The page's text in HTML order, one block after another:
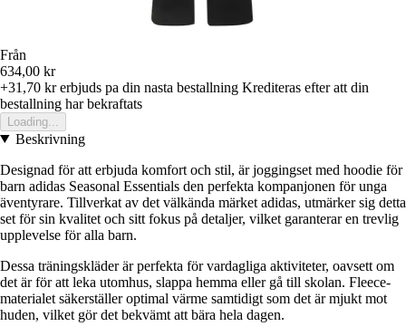
Från
634,00 kr
+31,70 krerbjuds pa din nasta bestallning Krediteras efter att din
bestallning har bekraftats
Loading...
Beskrivning
Designad för att erbjuda komfort och stil, är joggingset med hoodie för
barn adidas Seasonal Essentials den perfekta kompanjonen för unga
äventyrare. Tillverkat av det välkända märket adidas, utmärker sig detta
set för sin kvalitet och sitt fokus på detaljer, vilket garanterar en trevlig
upplevelse för alla barn.
Dessa träningskläder är perfekta för vardagliga aktiviteter, oavsett om
det är för att leka utomhus, slappa hemma eller gå till skolan. Fleece-
materialet säkerställer optimal värme samtidigt som det är mjukt mot
huden, vilket gör det bekvämt att bära hela dagen.